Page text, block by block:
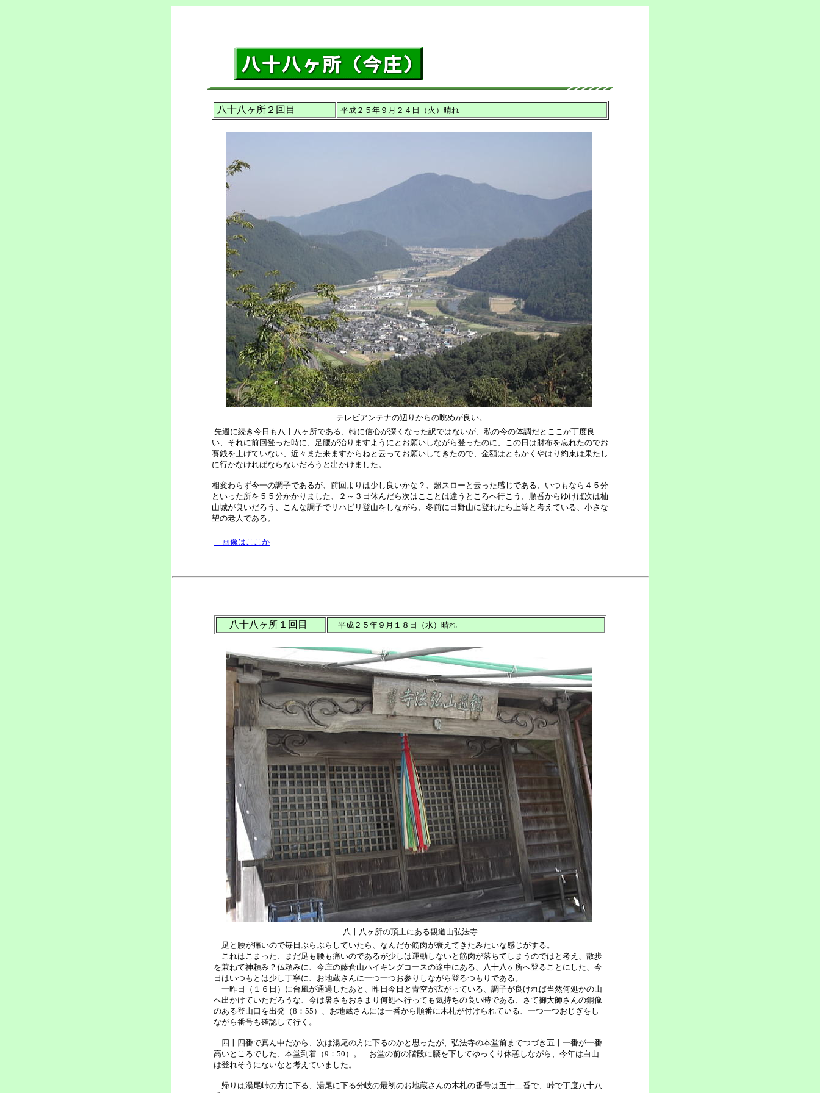
八十八ヶ所２回目 平成２５年９月２４日（火）晴れ
テレビアンテナの辺りからの眺めが良い。
先週に続き今日も八十八ヶ所である、特に信心が深くなった訳ではないが、私の今の体調だとここが丁度良
い、それに前回登った時に、足腰が治りますようにとお願いしながら登ったのに、この日は財布を忘れたのでお
賽銭を上げていない、近々また来ますからねと云ってお願いしてきたので、金額はともかくやはり約束は果たし
に行かなければならないだろうと出かけました。
相変わらず今一の調子であるが、前回よりは少し良いかな？、超スローと云った感じである、いつもなら４５分
といった所を５５分かかりました、２～３日休んだら次はこことは違うところへ行こう、順番からゆけば次は杣
山城が良いだろう、こんな調子でリハビリ登山をしながら、冬前に日野山に登れたら上等と考えている、小さな
望の老人である。
画像はここか
八十八ヶ所１回目 平成２５年９月１８日（水）晴れ
八十八ヶ所の頂上にある観道山弘法寺
足と腰が痛いので毎日ぶらぶらしていたら、なんだか筋肉が衰えてきたみたいな感じがする。
これはこまった、まだ足も腰も痛いのであるが少しは運動しないと筋肉が落ちてしまうのではと考え、散歩
を兼ねて神頼み？仏頼みに、今庄の藤倉山ハイキングコースの途中にある、八十八ヶ所へ登ることにした、今
日はいつもとは少し丁寧に、お地蔵さんに一つ一つお参りしながら登るつもりである。
一昨日（１６日）に台風が通過したあと、昨日今日と青空が広がっている、調子が良ければ当然何処かの山
へ出かけていただろうな、今は暑さもおさまり何処へ行っても気持ちの良い時である、さて御大師さんの銅像
のある登山口を出発（8：55）、お地蔵さんには一番から順番に木札が付けられている、一つ一つおじぎをし
ながら番号も確認して行く。
四十四番で真ん中だから、次は湯尾の方に下るのかと思ったが、弘法寺の本堂前までつづき五十一番が一番
高いところでした、本堂到着（9：50）。 お堂の前の階段に腰を下してゆっくり休憩しながら、今年は白山
は登れそうにないなと考えていました。
帰りは湯尾峠の方に下る、湯尾に下る分岐の最初のお地蔵さんの木札の番号は五十二番で、峠で丁度八十八